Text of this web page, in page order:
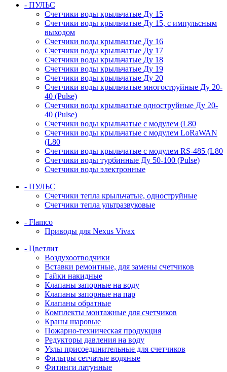
- ПУЛЬС
Счетчики воды крыльчатые Ду 15
Счетчики воды крыльчатые Ду 15, с импульсным
выходом
Счетчики воды крыльчатые Ду 16
Счетчики воды крыльчатые Ду 17
Счетчики воды крыльчатые Ду 18
Счетчики воды крыльчатые Ду 19
Счетчики воды крыльчатые Ду 20
Счетчики воды крыльчатые многоструйные Ду 20-
40 (Pulse)
Счетчики воды крыльчатые одноструйные Ду 20-
40 (Pulse)
Счетчики воды крыльчатые с модулем (L80
Счетчики воды крыльчатые с модулем LoRaWAN
(L80
Счетчики воды крыльчатые с модулем RS-485 (L80
Счетчики воды турбинные Ду 50-100 (Pulse)
Счетчики воды электронные
- ПУЛЬС
Счетчики тепла крыльчатые, одноструйные
Счетчики тепла ультразвуковые
- Flamco
Приводы для Nexus Vivax
- Цветлит
Воздухоотводчики
Вставки ремонтные, для замены счетчиков
Гайки накидные
Клапаны запорные на воду
Клапаны запорные на пар
Клапаны обратные
Комплекты монтажные для счетчиков
Краны шаровые
Пожарно-техническая продукция
Редукторы давления на воду
Узлы присоединительные для счетчиков
Фильтры сетчатые водяные
Фитинги латунные